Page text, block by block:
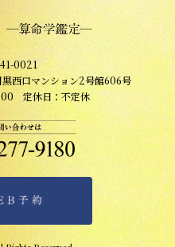
0021
西口マンション2号館606号
定休日：不定休